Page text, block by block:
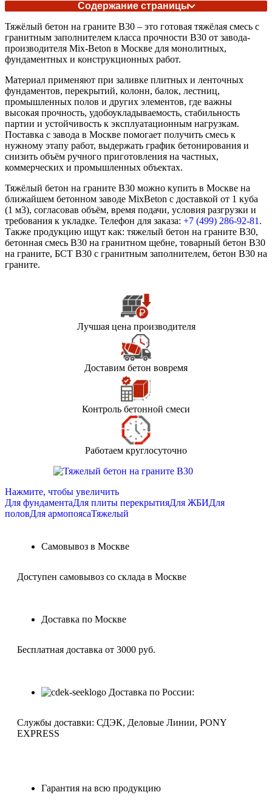
Содержание страницы
Тяжёлый бетон на граните В30 – это готовая тяжёлая смесь с
гранитным заполнителем класса прочности В30 от завода-
производителя Mix-Beton в Москве для монолитных,
фундаментных и конструкционных работ.
Материал применяют при заливке плитных и ленточных
фундаментов, перекрытий, колонн, балок, лестниц,
промышленных полов и других элементов, где важны
высокая прочность, удобоукладываемость, стабильность
партии и устойчивость к эксплуатационным нагрузкам.
Поставка с завода в Москве помогает получить смесь к
нужному этапу работ, выдержать график бетонирования и
снизить объём ручного приготовления на частных,
коммерческих и промышленных объектах.
Тяжёлый бетон на граните В30 можно купить в Москве на
ближайшем бетонном заводе MixBeton с доставкой от 1 куба
(1 м3), согласовав объём, время подачи, условия разгрузки и
требования к укладке. Телефон для заказа: +7 (499) 286-92-81 .
Также продукцию ищут как: тяжелый бетон на граните В30,
бетонная смесь В30 на гранитном щебне, товарный бетон В30
на граните, БСТ В30 с гранитным заполнителем, бетон В30 на
граните.
Лучшая цена производителя
Доставим бетон вовремя
Контроль бетонной смеси
Работаем круглосуточно
Нажмите, чтобы увеличить
Для фундаментаДля плиты перекрытияДля ЖБИДля
половДля армопоясаТяжелый
Самовывоз в Москве
Доступен самовывоз со склада в Москве
Доставка по Москве
Бесплатная доставка от 3000 руб.
Доставка по России:
Службы доставки: СДЭК, Деловые Линии, PONY
EXPRESS
Гарантия на всю продукцию